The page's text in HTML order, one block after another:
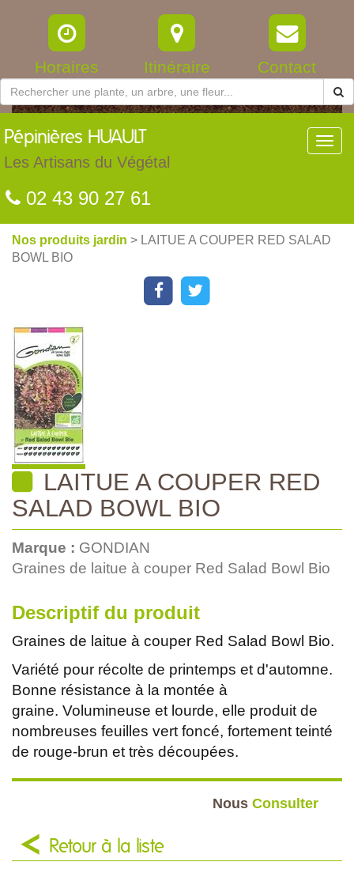
Horaires Itinéraire Contact
Pépinières HUAULT
Les Artisans du Végétal
02 43 90 27 61
Nos produits jardin > LAITUE A COUPER RED SALAD
BOWL BIO
LAITUE A COUPER RED
SALAD BOWL BIO
Marque : GONDIAN
Graines de laitue à couper Red Salad Bowl Bio
Descriptif du produit
Graines de laitue à couper Red Salad Bowl Bio.
Variété pour récolte de printemps et d'automne.
Bonne résistance à la montée à
graine. Volumineuse et lourde, elle produit de
nombreuses feuilles vert foncé, fortement teinté
de rouge-brun et très découpées.
Nous Consulter
Retour à la liste